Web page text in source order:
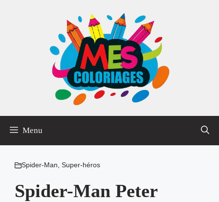
Menu
Spider-Man, Super-héros
Spider-Man Peter